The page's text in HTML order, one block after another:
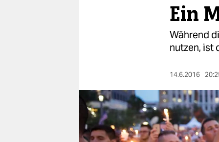
berlin
nord
Ein
Während
nutzen, ist
14.6.2016